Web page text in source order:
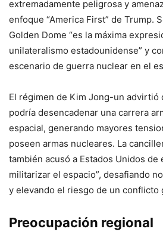
extremadamente peligrosa y
enfoque “America First” de Trump.
Golden Dome “es la máxima
unilateralismo estadounidense” y
escenario de guerra nuclear en el
El régimen de Kim Jong-un advirtió
podría desencadenar una carrera
espacial, generando mayores
poseen armas nucleares. La
también acusó a Estados Unidos de
militarizar el espacio”, desafiando
y elevando el riesgo de un conflicto
Preocupación regional